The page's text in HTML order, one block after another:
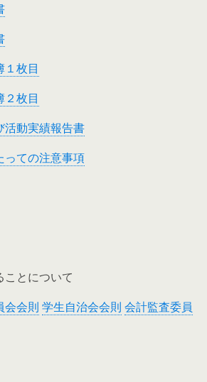
１枚目
２枚目
活動実績報告書
っての注意事項
ことについて
会会則 学生自治会会則 会計監査委員